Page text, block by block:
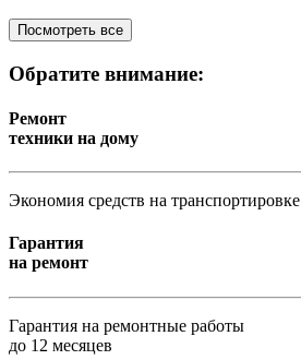
Посмотреть все
Обратите внимание:
Ремонт
техники на дому
Экономия средств на транспортировке
Гарантия
на ремонт
Гарантия на ремонтные работы
до 12 месяцев